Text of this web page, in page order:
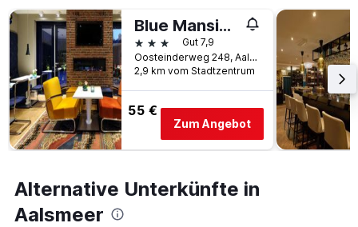
Blue Mansion Hotel
3 SterneGut 7,9
Oosteinderweg 248, Aalsmeer, Provinz Nordholland, Niederlande
2,9 km vom Stadtzentrum
55 €
Zum Angebot
Alternative Unterkünfte in
Aalsmeer